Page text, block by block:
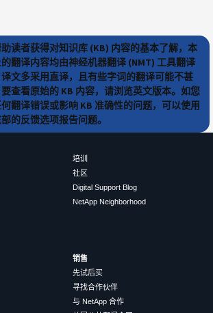
读者获得对知识库 (KB) 内容的基本了解，本
翻译内容均由神经机器翻译 (NMT) 工具翻译
文多采用直译，且有些字词的翻译可能不甚
查看原始的 KB 内容，请浏览英文版本。如您
翻译错误或影响 KB 准确性的问题，可以使用
的反馈选项报告问题。
培训
社区
Digital Support Blog
NetApp Neighborhood
销售
先试后买
寻找合作伙伴
与 NetApp 合作